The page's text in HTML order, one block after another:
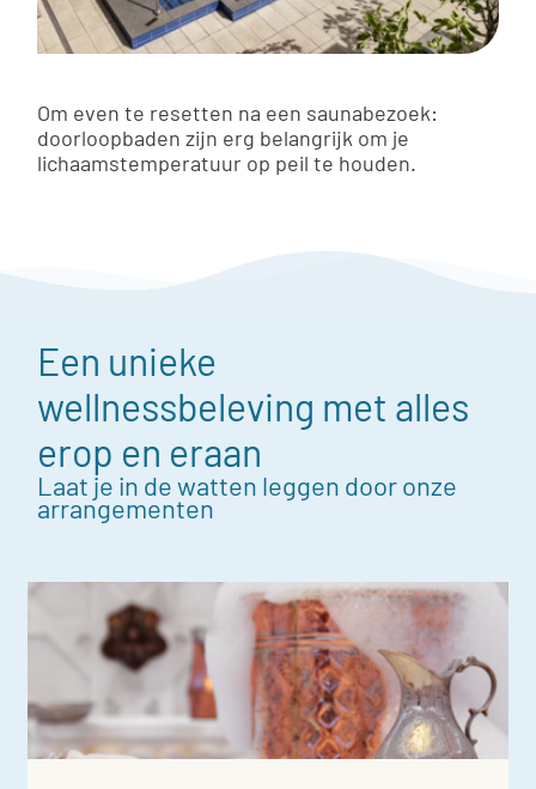
Om even te resetten na een saunabezoek:
doorloopbaden zijn erg belangrijk om je
lichaamstemperatuur op peil te houden.
Een unieke
wellnessbeleving met alles
erop en eraan
Laat je in de watten leggen door onze
arrangementen